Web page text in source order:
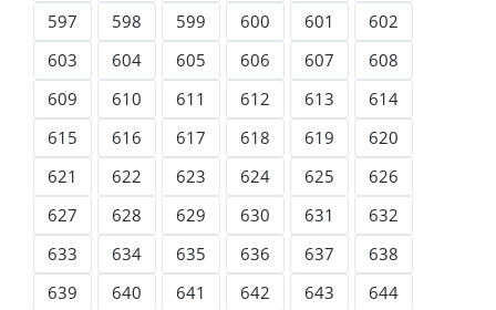
597
598 599 600 601
602
603
604 605 606 607
608
609
610 611 612 613
614
615
616 617 618 619
620
621
622 623 624 625
626
627
628 629 630 631
632
633
634 635 636 637
638
639
640 641 642 643
644